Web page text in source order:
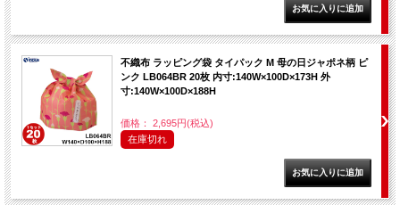
不織布 ラッピング袋 タイパック M 母の日ジャポネ柄 ピ
ンク LB064BR 20枚 内寸:140W×100D×173H 外
寸:140W×100D×188H
価格： 2,695円(税込)
在庫切れ